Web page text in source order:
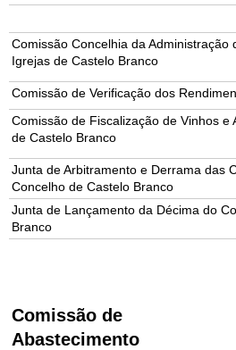
Comissão Concelhia da Administração
Igrejas de Castelo Branco
Comissão de Verificação dos
Comissão de Fiscalização de Vinhos e
de Castelo Branco
Junta de Arbitramento e Derrama das
Concelho de Castelo Branco
Junta de Lançamento da Décima do
Branco
Comissão de
Abastecimento